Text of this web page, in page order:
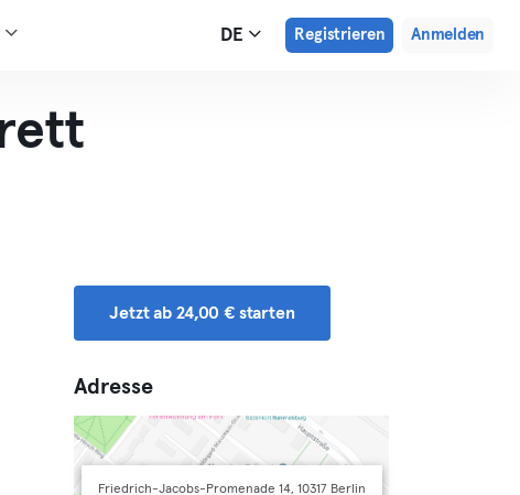
DE Registrieren Anmelden
Jetzt ab 24,00 € starten
Adresse
Friedrich-Jacobs-Promenade 14, 10317 Berlin